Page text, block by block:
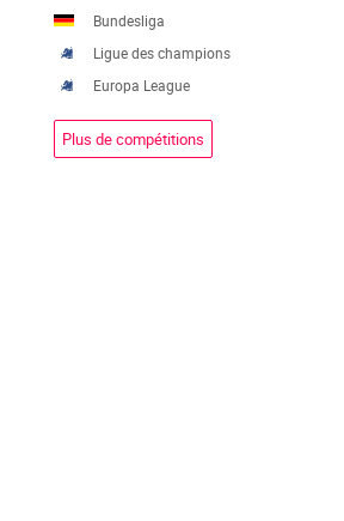
Bundesliga
Ligue des champions
Europa League
Plus de compétitions